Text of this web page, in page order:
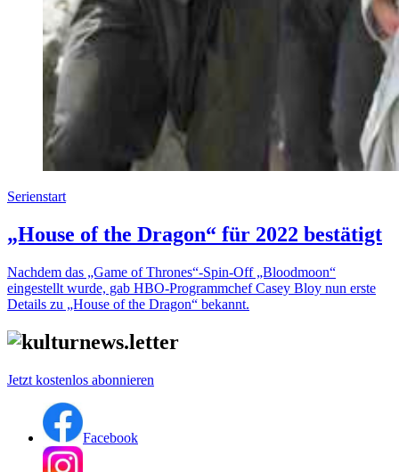
Serienstart
„House of the Dragon“ für 2022 bestätigt
Nachdem das „Game of Thrones“-Spin-Off „Bloodmoon“
eingestellt wurde, gab HBO-Programmchef Casey Bloy nun erste
Details zu „House of the Dragon“ bekannt.
Jetzt kostenlos abonnieren
Facebook